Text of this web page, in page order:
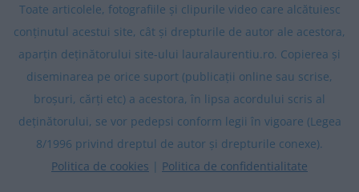
Toate articolele, fotografiile și clipurile video care alcătuiesc
conținutul acestui site, cât și drepturile de autor ale acestora,
aparțin deținătorului site-ului lauralaurentiu.ro. Copierea și
diseminarea pe orice suport (publicații online sau scrise,
broșuri, cărți etc) a acestora, în lipsa acordului scris al
deținătorului, se vor pedepsi conform legii în vigoare (Legea
8/1996 privind dreptul de autor și drepturile conexe).
Politica de cookies | Politica de confidentialitate